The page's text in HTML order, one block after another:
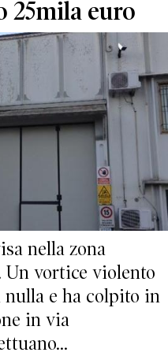
25mila euro
nella zona
Un vortice violento
nulla e ha colpito in
in via